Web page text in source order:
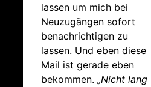
lassen um mich bei
Neuzugängen sofort
benachrichtigen zu
lassen. Und eben diese
Mail ist gerade eben
bekommen. „Nicht lang